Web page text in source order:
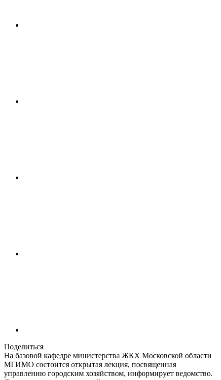
Поделиться
На базовой кафедре министерства ЖКХ Московской области
МГИМО состоится открытая лекция, посвященная
управлению городским хозяйством, информирует ведомство.